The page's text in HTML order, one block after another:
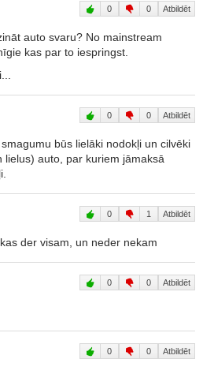
0 0 Atbildēt
auto svaru? No mainstream
kas par to iespringst.
0 0 Atbildēt
būs lielāki nodokļi un cilvēki
lielus) auto, par kuriem jāmaksā
0 1 Atbildēt
der visam, un neder nekam
0 0 Atbildēt
0 0 Atbildēt